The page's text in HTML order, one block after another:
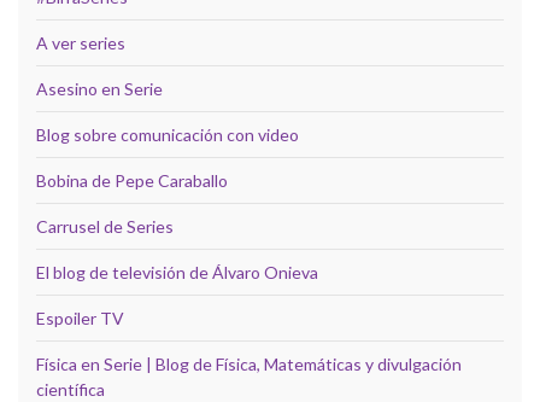
A ver series
Asesino en Serie
Blog sobre comunicación con video
Bobina de Pepe Caraballo
Carrusel de Series
El blog de televisión de Álvaro Onieva
Espoiler TV
Física en Serie | Blog de Física, Matemáticas y divulgación
científica